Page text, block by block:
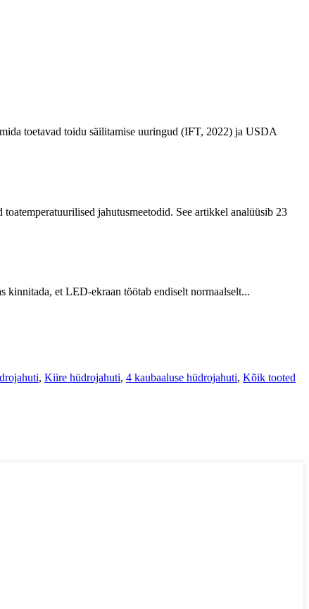
toetavad toidu säilitamise uuringud (IFT, 2022) ja USDA
jahutusmeetodid. See artikkel analüüsib 23
kinnitada, et LED-ekraan töötab endiselt normaalselt...
, Kiire hüdrojahuti, 4 kaubaaluse hüdrojahuti, Kõik tooted